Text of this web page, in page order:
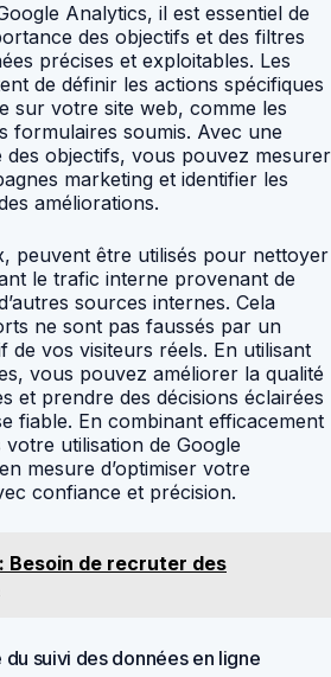
Analytics, il est essentiel de
des objectifs et des filtres
précises et exploitables. Les
de définir les actions spécifiques
sur votre site web, comme les
formulaires soumis. Avec une
objectifs, vous pouvez mesurer
marketing et identifier les
améliorations.
peuvent être utilisés pour nettoyer
le trafic interne provenant de
sources internes. Cela
ne sont pas faussés par un
vos visiteurs réels. En utilisant
vous pouvez améliorer la qualité
et prendre des décisions éclairées
fiable. En combinant efficacement
utilisation de Google
mesure d’optimiser votre
confiance et précision.
Besoin de recruter des
suivi des données en ligne